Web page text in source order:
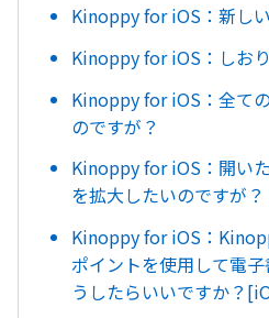
Kinoppy for iOS：新し
Kinoppy for iOS：しおり
Kinoppy for iOS：全て
のですが？
Kinoppy for iOS：開い
を拡大したいのですが？
Kinoppy for iOS：
ポイントを使用して電
うしたらいいですか？